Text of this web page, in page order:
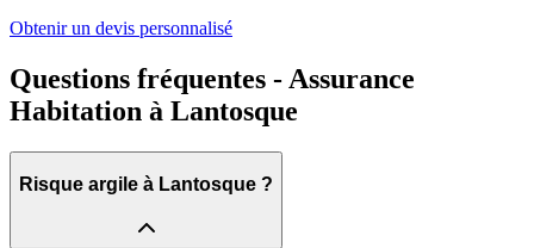
Obtenir un devis personnalisé
Questions fréquentes - Assurance
Habitation à Lantosque
Risque argile à Lantosque ?